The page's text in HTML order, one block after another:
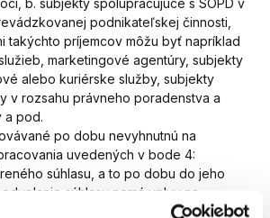
podnikateľskej činnosti,
takýchto príjemcov môžu byť napríklad
marketingové agentúry, subjekty
alebo kuriérske služby, subjekty
v rozsahu právneho poradenstva a
a pod.
po dobu nevyhnutnú na
uvedených v bode 4:
súhlasu, a to po dobu do jeho
súhlasu nemá vplyv na
údajov vykonávaného SOPD pred